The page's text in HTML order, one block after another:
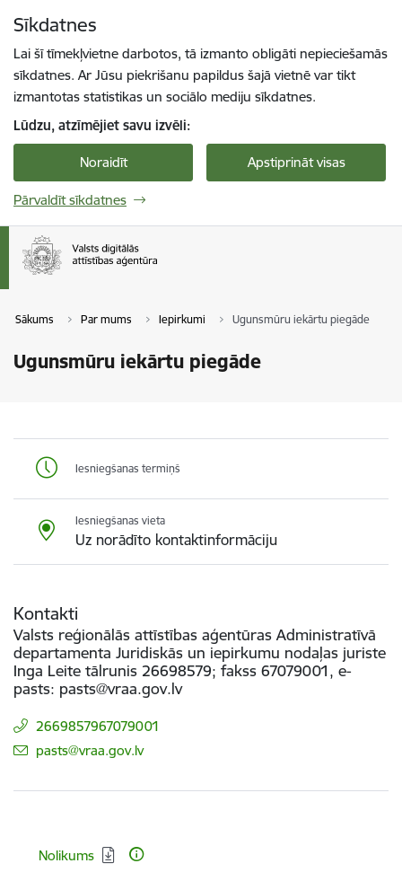
Sīkdatnes
Lai šī tīmekļvietne darbotos, tā izmanto obligāti nepieciešamās
sīkdatnes. Ar Jūsu piekrišanu papildus šajā vietnē var tikt
izmantotas statistikas un sociālo mediju sīkdatnes.
Lūdzu, atzīmējiet savu izvēli:
Noraidīt Apstiprināt visas
Pārvaldīt sīkdatnes
Sākums Par mums Iepirkumi Ugunsmūru iekārtu piegāde
Ugunsmūru iekārtu piegāde
Iesniegšanas termiņš
Iesniegšanas vieta
Uz norādīto kontaktinformāciju
Kontakti
Valsts reģionālās attīstības aģentūras Administratīvā
departamenta Juridiskās un iepirkumu nodaļas juriste
Inga Leite tālrunis 26698579; fakss 67079001, e-
pasts: pasts@vraa.gov.lv
2669857967079001
E-pasts:
pasts@vraa.gov.lv
Lejupielādēt:
Nolikums